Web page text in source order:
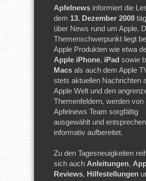
Apfelnews informiert die
dem 13. Dezember 2008
über News rund um Apple.
Themenschwerpunkt liegt
Apple Produkten wie etwa
Apple iPhone, iPad sowie
Macs als auch dem Apple
stets aktuellen Nachrichten
Apple Welt und den
Themenfeldern, werden von
Apfelnews Team sorgfältig
ausgewählt und
informativ aufbereitet.
Zu den Tagesneuigkeiten
sich auch Anleitungen,
Reviews, Hilfestellungen